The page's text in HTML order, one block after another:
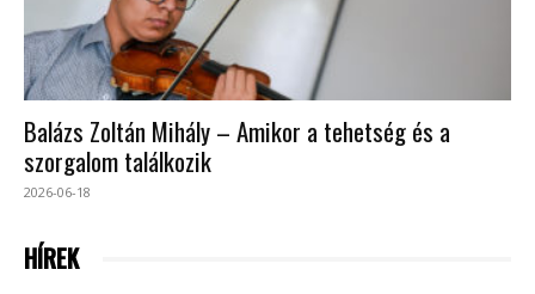
Balázs Zoltán Mihály – Amikor a tehetség és a
szorgalom találkozik
2026-06-18
HÍREK